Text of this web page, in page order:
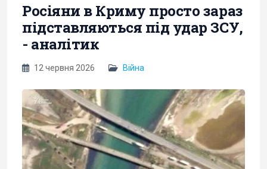
Росіяни в Криму просто зараз
підставляються під удар ЗСУ,
- аналітик
12 червня 2026 Війна